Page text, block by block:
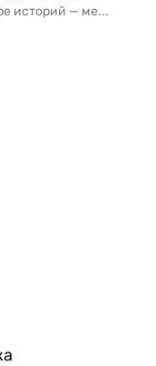
историй — ме...